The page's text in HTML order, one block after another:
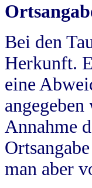
Bei den
Herkunft.
eine
Annahme
man aber